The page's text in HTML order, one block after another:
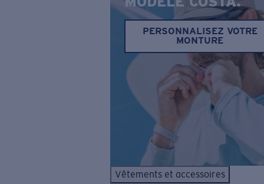
PERSONNALISEZ VOTRE
MONTURE
Vêtements et accessoires